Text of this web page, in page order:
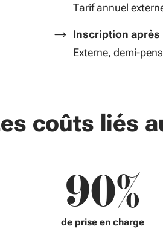
Tarif annuel
Inscription après
Externe, demi-
coûts liés
90%
de prise en charge